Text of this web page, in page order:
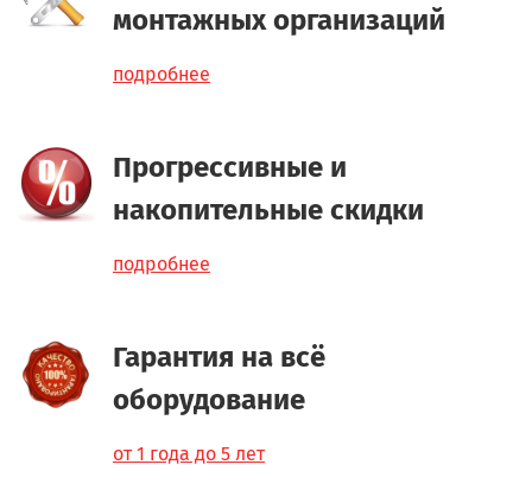
монтажных организаций
подробнее
Прогрессивные и
накопительные скидки
подробнее
Гарантия на всё
оборудование
от 1 года до 5 лет